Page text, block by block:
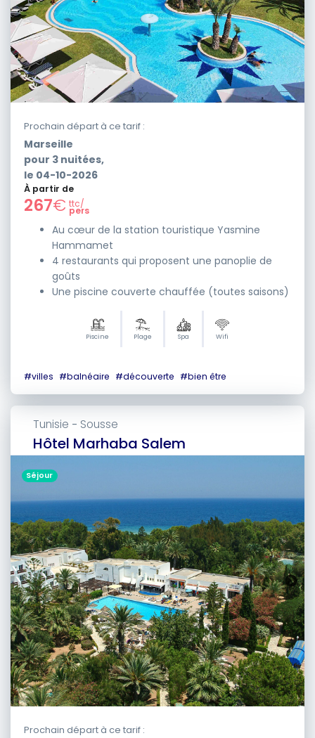
Prochain départ à ce tarif :
Marseille
pour 3 nuitées,
le 04-10-2026
À partir de
267€ ttc/
pers
Au cœur de la station touristique Yasmine
Hammamet
4 restaurants qui proposent une panoplie de
goûts
Une piscine couverte chauffée (toutes saisons)
Piscine Plage Spa Wifi
#villes #balnéaire #découverte #bien être
Hôtel Marhaba Salem
Tunisie - Sousse
Séjour
Prochain départ à ce tarif :